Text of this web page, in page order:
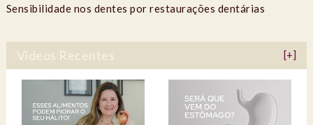
Sensibilidade nos dentes por restaurações dentárias
Vídeos Recentes [+]